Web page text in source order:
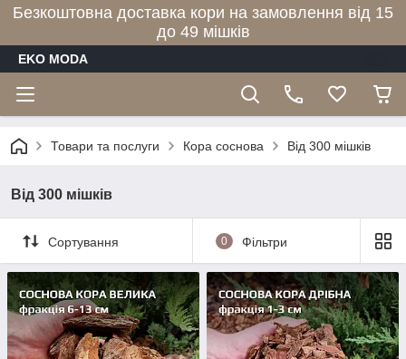
Безкоштовна доставка кори на замовлення від 15
до 49 мішків
EKO MODA
Товари та послуги Кора соснова Від 300 мішків
Від 300 мішків
Сортування 0 Фільтри